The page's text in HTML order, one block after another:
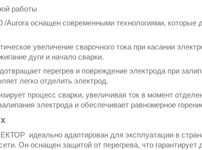
работы
оснащен современными технологиями, которые
увеличение сварочного тока при касании
дуги и начало сварки.
перегрев и повреждение электрода при
легко отделить электрод.
процесс сварки, увеличивая ток в момент
электрода и обеспечивает равномерное
идеально адаптирован для эксплуатации в
Он оснащен защитой от перегрева, что гарантирует